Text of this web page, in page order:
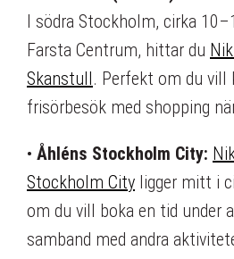
I södra Stockholm, cirka
Farsta Centrum, hittar du
Skanstull. Perfekt om du vill
frisörbesök med shopping
• Åhléns Stockholm City:
Stockholm City ligger mitt i
om du vill boka en tid under
samband med andra